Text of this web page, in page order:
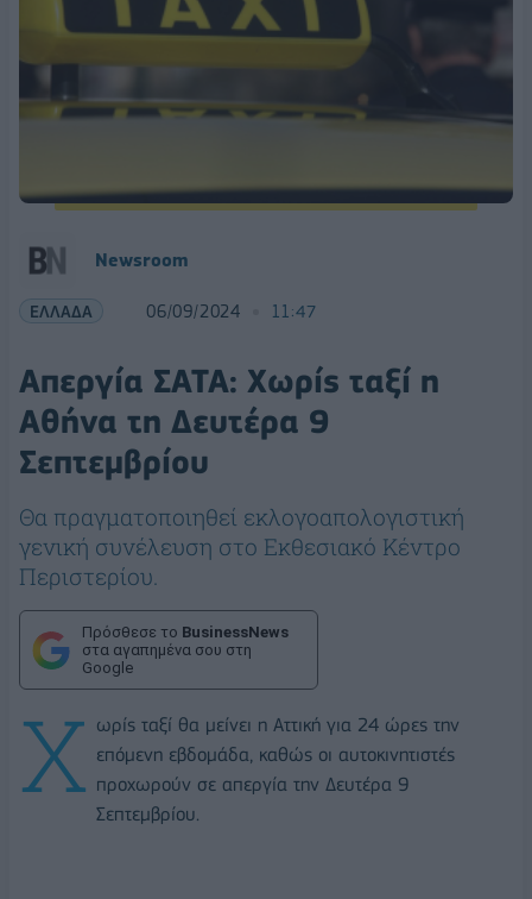
Newsroom
ΕΛΛΑΔΑ 06/09/2024 11:47
Απεργία ΣΑΤΑ: Χωρίς ταξί η
Αθήνα τη Δευτέρα 9
Σεπτεμβρίου
Θα πραγματοποιηθεί εκλογοαπολογιστική
γενική συνέλευση στο Εκθεσιακό Κέντρο
Περιστερίου.
Πρόσθεσε το BusinessNews
στα αγαπημένα σου στη
Google
Χ ωρίς ταξί θα μείνει η Αττική για 24 ώρες την
επόμενη εβδομάδα, καθώς οι αυτοκινητιστές
προχωρούν σε απεργία την Δευτέρα 9
Σεπτεμβρίου.